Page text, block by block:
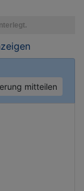
mitteilen